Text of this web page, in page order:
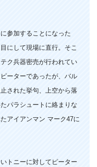
参加することになった
にして現場に直行。そこ
ク兵器密売が行われてい
ーターであったが、バル
された挙句、上空から落
パラシュートに絡まりな
アイアンマン マーク47に
トニーに対してピーター